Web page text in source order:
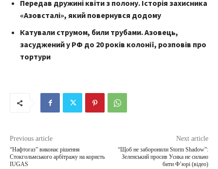
Передав дружині квіти з полону. Історія захисника
«Азовсталі», який повернувся додому
Катували струмом, били трубами. Азовець,
засуджений у РФ до 20 років колонії, розповів про
тортури
Previous article
“Нафтогаз” виконає рішення
Стокгольмського арбітражу на користь
IUGAS
Next article
“Щоб не заборонили Storm Shadow”:
Зеленський просив Усика не сильно
бити Ф’юрі (відео)